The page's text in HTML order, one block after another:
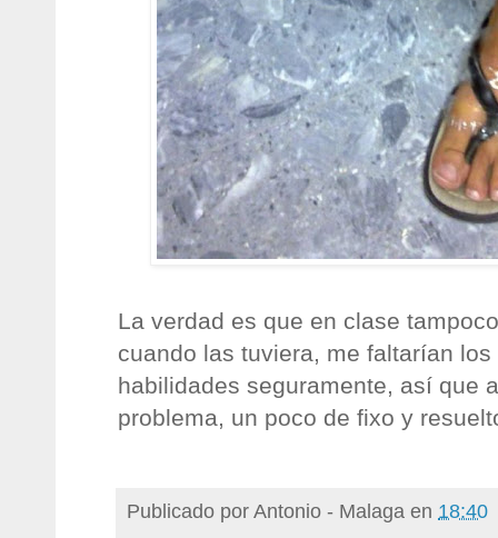
La verdad es que en clase
cuando las tuviera, me faltarían
habilidades seguramente, así que
problema, un poco de fixo y
Publicado porAntonio - Malaga en 18:40